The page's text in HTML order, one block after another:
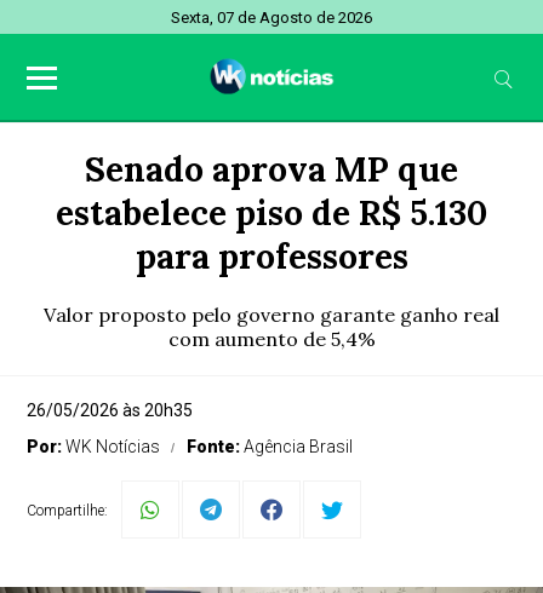
Sexta, 07 de Agosto de 2026
Senado aprova MP que
estabelece piso de R$ 5.130
para professores
Valor proposto pelo governo garante ganho real
com aumento de 5,4%
26/05/2026 às 20h35
Por:WK Notícias Fonte:Agência Brasil
Compartilhe: